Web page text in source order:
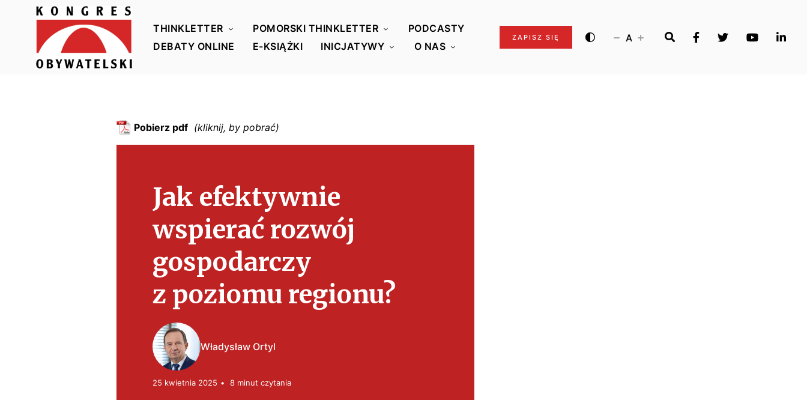
THINKLETTER POMORSKI THINKLETTER
PODCASTY
DEBATY ONLINE
E-KSIĄŻKI INICJATYWY O NAS
ZAPISZ SIĘ A
Pobierz pdf
Jak efektywnie
wspierać rozwój
gospodarczy
z poziomu regionu?
Władysław Ortyl
25 kwietnia 2025 8 minut czytania